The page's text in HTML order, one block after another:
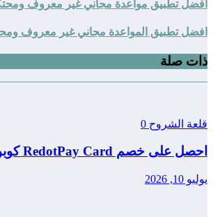
افضل تطبيق مواعدة مجاني غير معروف
افضل تطبيق المواعدة مجاني غير معروف
ذات صلة
قلعة الشروح 0
احصل على خصم RedotPay Card كوبونات حصرية
يوليو 10, 2026